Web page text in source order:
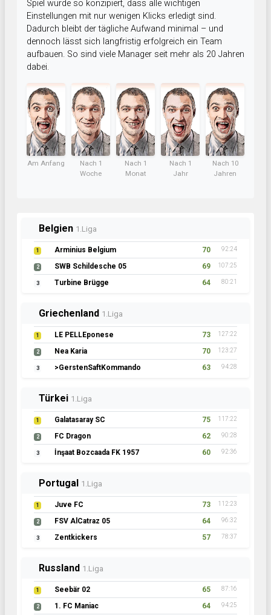
Spiel wurde so konzipiert, dass alle wichtigen
Einstellungen mit nur wenigen Klicks erledigt sind.
Dadurch bleibt der tägliche Aufwand minimal – und
dennoch lässt sich langfristig erfolgreich ein Team
aufbauen. So sind viele Manager seit mehr als 20 Jahren
dabei.
Am Anfang
Nach 1
Woche
Nach 1
Monat
Nach 1
Jahr
Nach 10
Jahren
Belgien 1.Liga
1 Arminius Belgium 70 92:24
2 SWB Schildesche 05 69 107:25
3 Turbine Brügge 64 80:21
Griechenland 1.Liga
1 LE PELLEponese 73 127:22
2 Nea Karia 70 123:27
3 >GerstenSaftKommando 63 94:28
Türkei 1.Liga
1 Galatasaray SC 75 117:22
2 FC Dragon 62 90:28
3 İnşaat Bozcaada FK 1957 60 92:36
Portugal 1.Liga
1 Juve FC 73 112:23
2 FSV AlCatraz 05 64 96:32
3 Zentkickers 57 78:37
Russland 1.Liga
1 Seebär 02 65 87:16
2 1. FC Maniac 64 94:25